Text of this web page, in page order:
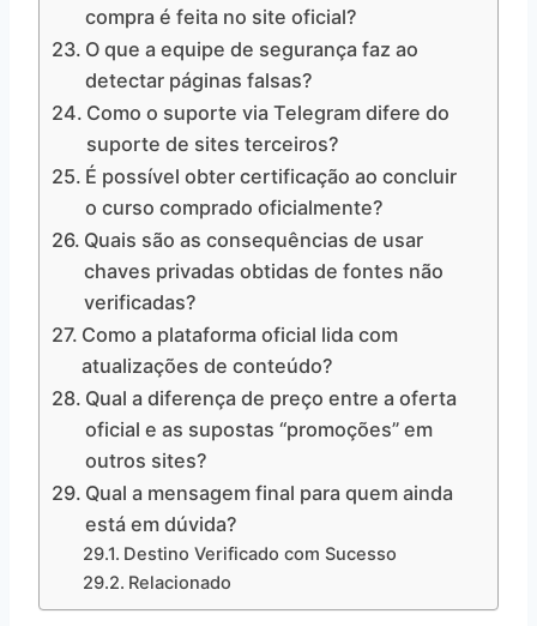
compra é feita no site oficial?
O que a equipe de segurança faz ao
detectar páginas falsas?
Como o suporte via Telegram difere do
suporte de sites terceiros?
É possível obter certificação ao concluir
o curso comprado oficialmente?
Quais são as consequências de usar
chaves privadas obtidas de fontes não
verificadas?
Como a plataforma oficial lida com
atualizações de conteúdo?
Qual a diferença de preço entre a oferta
oficial e as supostas “promoções” em
outros sites?
Qual a mensagem final para quem ainda
está em dúvida?
Destino Verificado com Sucesso
Relacionado